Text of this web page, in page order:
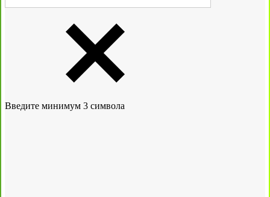
Введите минимум 3 символа